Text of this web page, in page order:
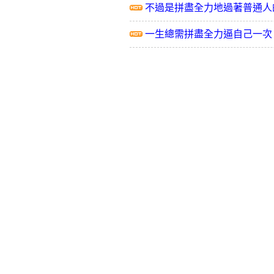
不過是拼盡全力地過著普通
一生總需拼盡全力逼自己一次